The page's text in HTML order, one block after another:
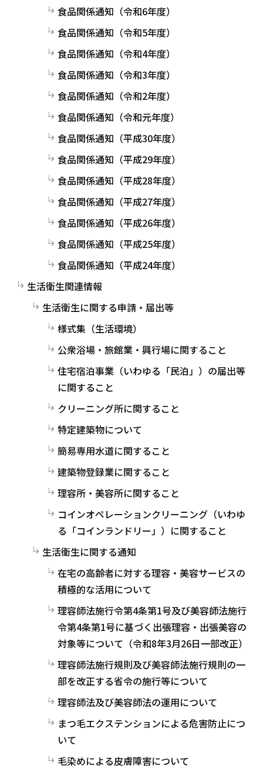
食品関係通知（令和6年度）
食品関係通知（令和5年度）
食品関係通知（令和4年度）
食品関係通知（令和3年度）
食品関係通知（令和2年度）
食品関係通知（令和元年度）
食品関係通知（平成30年度）
食品関係通知（平成29年度）
食品関係通知（平成28年度）
食品関係通知（平成27年度）
食品関係通知（平成26年度）
食品関係通知（平成25年度）
食品関係通知（平成24年度）
生活衛生関連情報
生活衛生に関する申請・届出等
様式集（生活環境）
公衆浴場・旅館業・興行場に関すること
住宅宿泊事業（いわゆる「民泊」）の届出等
に関すること
クリーニング所に関すること
特定建築物について
簡易専用水道に関すること
建築物登録業に関すること
理容所・美容所に関すること
コインオペレーションクリーニング（いわゆ
る「コインランドリー」）に関すること
生活衛生に関する通知
在宅の高齢者に対する理容・美容サービスの
積極的な活用について
理容師法施行令第4条第1号及び美容師法施行
令第4条第1号に基づく出張理容・出張美容の
対象等について（令和8年3月26日一部改正）
理容師法施行規則及び美容師法施行規則の一
部を改正する省令の施行等について
理容師法及び美容師法の運用について
まつ毛エクステンションによる危害防止につ
いて
毛染めによる皮膚障害について